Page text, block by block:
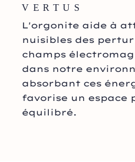
VERTUS
L'orgonite aide à
nuisibles des
champs
dans notre
absorbant ces
favorise un espace
équilibré.